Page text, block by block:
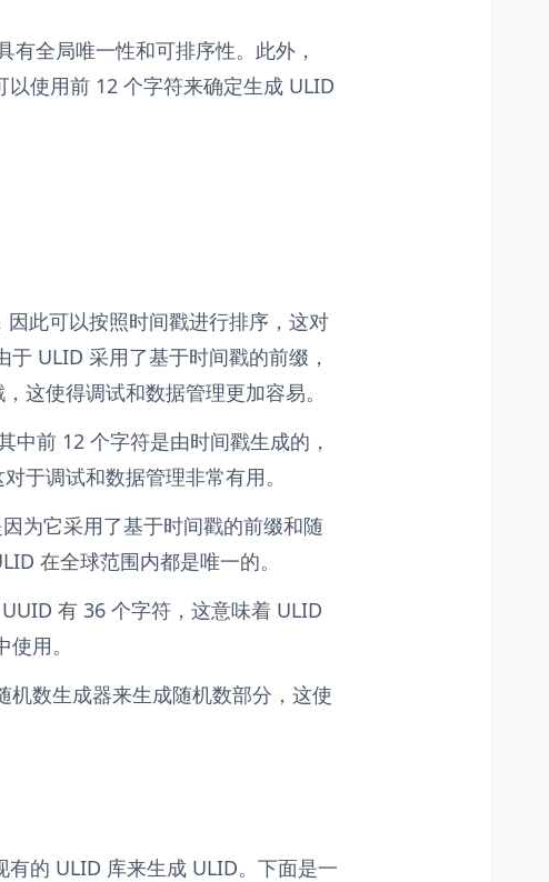
全局唯一性和可排序性。此外，
使用前 12 个字符来确定生成 ULID
此可以按照时间戳进行排序，这对
ULID 采用了基于时间戳的前缀，
这使得调试和数据管理更加容易。
中前 12 个字符是由时间戳生成的，
于调试和数据管理非常有用。
为它采用了基于时间戳的前缀和随
在全球范围内都是唯一的。
有 36 个字符，这意味着 ULID
用。
机数生成器来生成随机数部分，这使
的 ULID 库来生成 ULID。下面是一